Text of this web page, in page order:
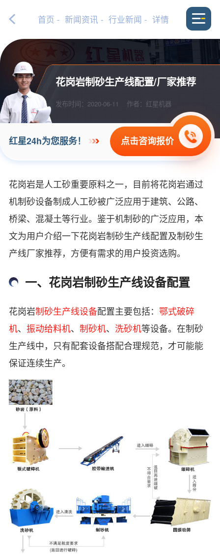
首页 - 新闻资讯 - 行业新闻 - 详情
花岗岩制砂生产线配置/厂家推荐
发布时间：2020-06-11 作者：红星机器
红星24h为您服务！ 点击咨询报价
花岗岩是人工砂重要原料之一，目前将花岗岩通过
机制砂设备制成人工砂被广泛应用于建筑、公路、
桥梁、混凝土等行业。鉴于机制砂的广泛应用，本
文为用户介绍一下花岗岩制砂生产线配置及制砂生
产线厂家推荐，方便有需求的用户投资选购。
一、花岗岩制砂生产线设备配置
花岗岩制砂生产线设备配置主要包括： 鄂式破碎
机、 振动给料机、 制砂机、 洗砂机等设备。在制砂
生产线中，只有配套设备搭配合理规范，才可能能
保证连续生产。